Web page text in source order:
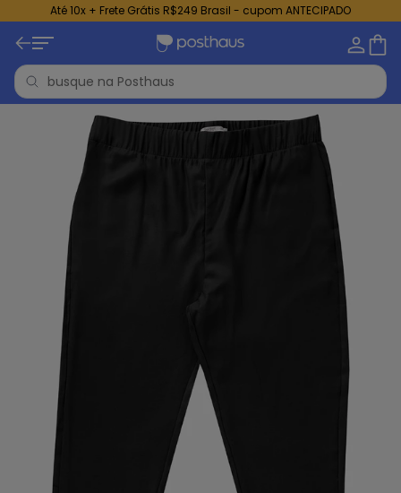
Até 10x + Frete Grátis R$249 Brasil - cupom ANTECIPADO